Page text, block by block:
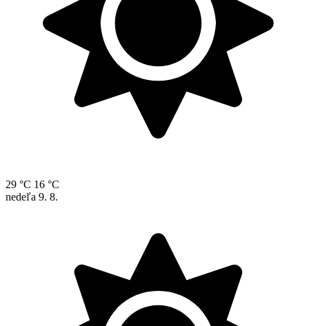
29 °C 16 °C
nedeľa 9. 8.